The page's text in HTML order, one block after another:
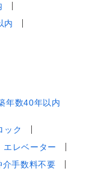
内
年数40年以内
ック
エレベーター
介手数料不要